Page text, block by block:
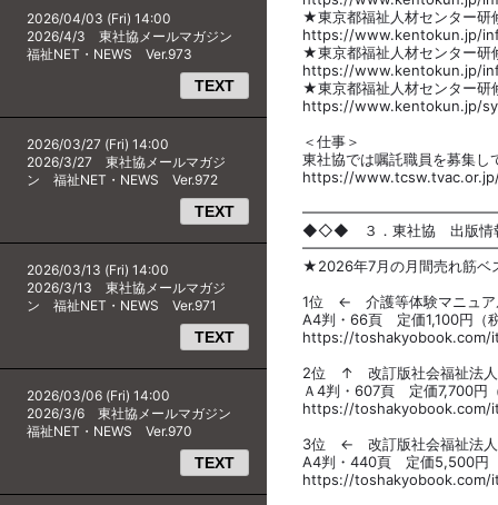
2026/04/03 (Fri) 14:00
2026/4/3 東社協メールマガジン
福祉NET・NEWS Ver.973
TEXT
2026/03/27 (Fri) 14:00
2026/3/27 東社協メールマガジ
ン 福祉NET・NEWS Ver.972
TEXT
2026/03/13 (Fri) 14:00
2026/3/13 東社協メールマガジ
ン 福祉NET・NEWS Ver.971
TEXT
2026/03/06 (Fri) 14:00
2026/3/6 東社協メールマガジン
福祉NET・NEWS Ver.970
TEXT
★東京都福祉人材センター
https://www.kentokun.jp/
★東京都福祉人材センター
https://www.kentokun.jp/
★東京都福祉人材センター研
https://www.kentokun.jp/
＜仕事＞
東社協では嘱託職員を募集し
https://
◆◇◆ ３．東社協 出版
★2026年7月の月間売れ筋ベ
1位 ← 介護等体験マニュア
A4判・66頁 定価1,100円（
https://toshakyobook.com/
2位 ↑ 改訂版社会福祉法
Ａ4判・607頁 定価7,700
https://toshakyobook.com/
3位 ← 改訂版社会福祉法
A4判・440頁 定価5,500円
https://toshakyobook.com/